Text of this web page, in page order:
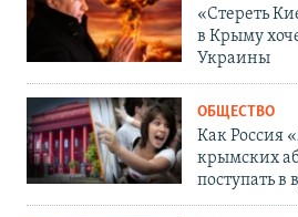
«Стереть
в Крыму
Украины
ОБЩЕСТВО
Как Россия
крымских
поступать